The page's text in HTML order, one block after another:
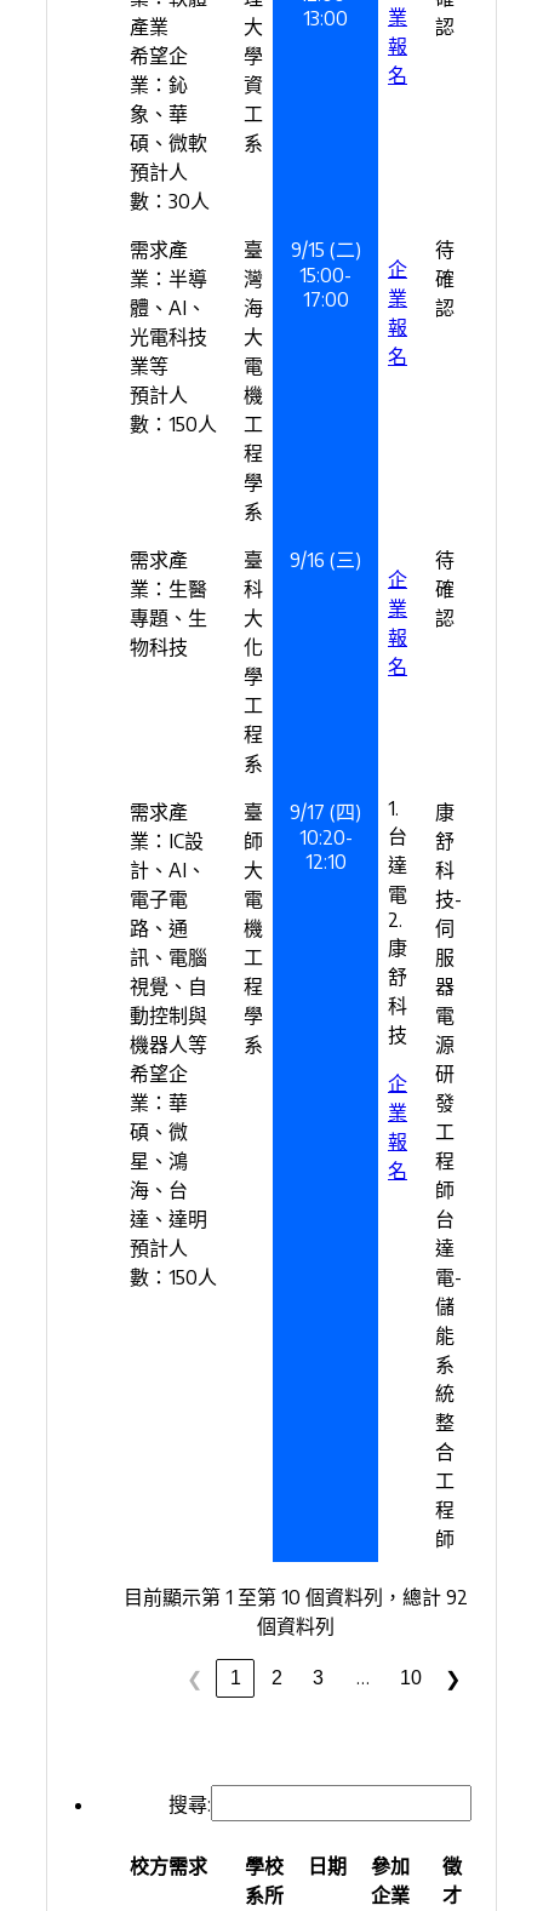
產業
希望企
業：鈊
象、華
碩、微軟
預計人
數：30人
大
學
資
工
系
13:00
業
報
名
認
需求產
業：半導
體、AI、
光電科技
業等
預計人
數：150人
臺
灣
海
大
電
機
工
程
學
系
9/15 (二)
15:00-
17:00
企
業
報
名
待
確
認
需求產
業：生醫
專題、生
物科技
臺
科
大
化
學
工
程
系
9/16 (三)
企
業
報
名
待
確
認
需求產
業：IC設
計、AI、
電子電
路、通
訊、電腦
視覺、自
動控制與
機器人等
希望企
業：華
碩、微
星、鴻
海、台
達、達明
預計人
數：150人
臺
師
大
電
機
工
程
學
系
9/17 (四)
10:20-
12:10
1.
台
達
電
2.
康
舒
科
技
企
業
報
名
康
舒
科
技-
伺
服
器
電
源
研
發
工
程
師
台
達
電-
儲
能
系
統
整
合
工
程
師
目前顯示第 1 至第 10 個資料列，總計 92
個資料列
❮ 1 2 3 … 10 ❯
搜尋:
校方需求
學校
系所
日期
參加
企業
徵
才